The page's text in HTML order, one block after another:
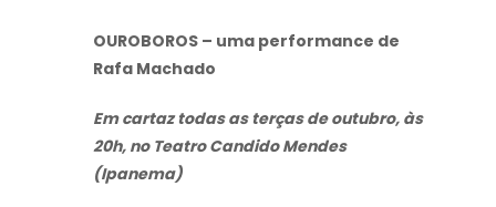
OUROBOROS – uma performance de
Rafa Machado
Em cartaz todas as terças de outubro, às
20h, no Teatro Candido Mendes
(Ipanema)